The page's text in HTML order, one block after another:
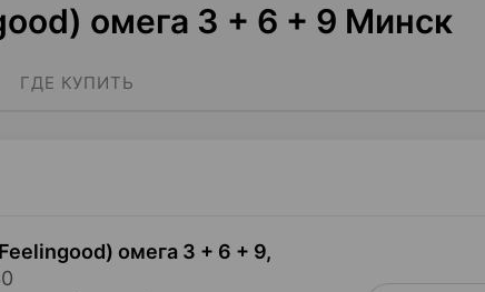
омега 3 + 6 + 9 Минск
ГДЕ КУПИТЬ
омега 3 + 6 + 9,